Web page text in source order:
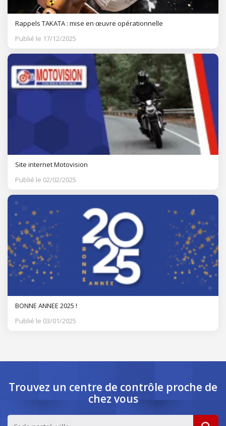
Rappels TAKATA : mise en œuvre opérationnelle
Publié le 17/12/2025
Site internet Motovision
Publié le 02/02/2025
BONNE ANNEE 2025 !
Publié le 03/01/2025
Trouvez un centre de contrôle proche de
chez vous